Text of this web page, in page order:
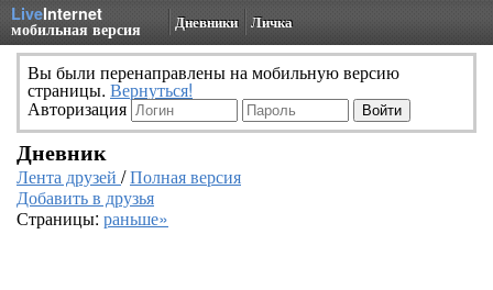
LiveInternet
мобильная версия Дневники Личка
Вы были перенаправлены на мобильную версию
страницы. Вернуться!
Авторизация
Дневник
Лента друзей /Полная версия
Добавить в друзья
Страницы: раньше»